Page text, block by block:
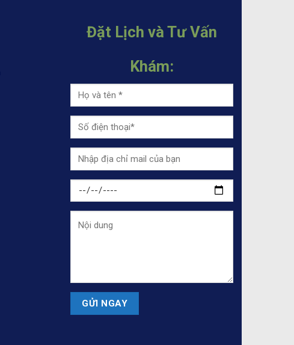
Đặt Lịch và Tư Vấn
Khám: